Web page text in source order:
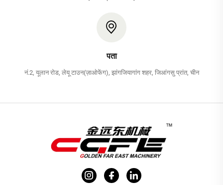
पता
नं.2, यूलान रोड, लेयू टाउन(ज़ाओफेंग), झांगजियागांग शहर, जिआंगसु प्रांत, चीन